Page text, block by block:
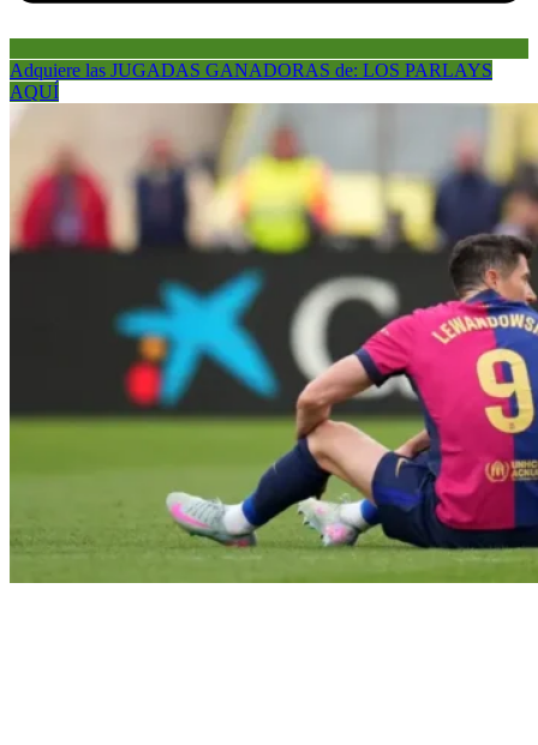
Adquiere las JUGADAS GANADORAS de: LOS PARLAYS
AQUÍ